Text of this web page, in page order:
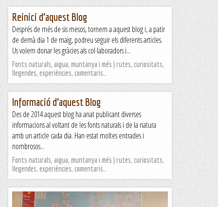
Reinici d’aquest Blog
Després de més de sis mesos, tornem a aquest blog i, a patir
de demà dia 1 de maig, podreu seguir els diferents articles.
Us volem donar les gràcies als col·laboradors i...
Fonts naturals, aigua, muntanya i més | rutes, curiositats,
llegendes, experiències, comentaris…
Informació d’aquest Blog
Des de 2014 aquest blog ha anat publicant diverses
informacions al voltant de les fonts naturals i de la natura
amb un article cada dia. Han estat moltes entrades i
nombrosos...
Fonts naturals, aigua, muntanya i més | rutes, curiositats,
llegendes, experiències, comentaris…